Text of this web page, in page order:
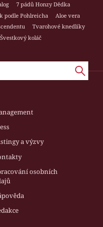
7 pádů Honzy Dědka
podle Pohlreicha
Aloe vera
Tvarohové knedlíky
Švestkový koláč
a výzvy
osobních